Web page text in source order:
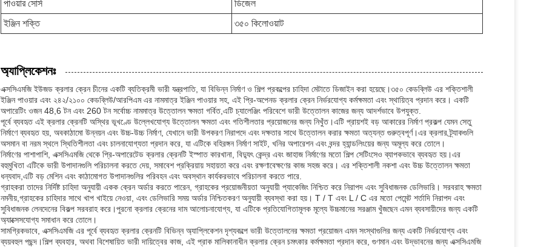
পাওয়ার সোর্স
ডিজেল
ইঞ্জিন শক্তি
৩৫০ কিলোওয়াট
অ্যাপ্লিকেশনঃ
এক্সসিএমজি ইউজড ক্রলার ক্রেন চীনের একটি ব্যতিক্রমী ভারী যন্ত্রপাতি, যা বিভিন্ন নির্মাণ ও শিল্প প্রকল্পের চাহিদা মেটাতে ডিজাইন করা হয়েছে।৩৫০ কেডব্লিউ এর শক্তিশালী
ইঞ্জিন পাওয়ার এবং ২৪২/২১০০ কেডব্লিউ/আরপিএম এর নামমাত্র ইঞ্জিন পাওয়ার সহ, এই প্রি-অপেনড ক্রলার ক্রেন নির্ভরযোগ্য কর্মক্ষমতা এবং স্থায়িত্ব প্রদান করে। একটি
অপারেটিং ওজন 48,6 টন এবং 260 টন সর্বোচ্চ নামমাত্র উত্তোলন ক্ষমতা গর্বিত,এটি চ্যালেঞ্জিং পরিবেশে ভারী উত্তোলন কাজের জন্য আদর্শভাবে উপযুক্ত.
পূর্বে ব্যবহৃত এই ক্রলার ক্রেনটি অস্থির ভূখণ্ডে উল্লেখযোগ্য উত্তোলন ক্ষমতা এবং গতিশীলতার প্রয়োজনের জন্য নিখুঁত।এটি প্রায়শই বড় আকারের নির্মাণ প্রকল্প যেমন সেতু
নির্মাণে ব্যবহৃত হয়, অবকাঠামো উন্নয়ন এবং উচ্চ-উচ্চ নির্মাণ, যেখানে ভারী উপকরণ নিরাপদে এবং দক্ষতার সাথে উত্তোলন করার ক্ষমতা অত্যন্ত গুরুত্বপূর্ণ।এর ক্রলার ট্র্যাকগুলি
অসমান বা নরম স্থলে স্থিতিশীলতা এবং চালনাযোগ্যতা প্রদান করে, যা এটিকে বহিরঙ্গন নির্মাণ সাইট, খনির অপারেশন এবং বন্দর হ্যান্ডলিংয়ের জন্য অমূল্য করে তোলে।
নির্মাণের পাশাপাশি, এক্সসিএমজি থেকে প্রি-অপারেটেড ক্রলার ক্রেনটি ইস্পাত কারখানা, বিদ্যুৎ কেন্দ্র এবং জাহাজ নির্মাণের মতো শিল্প সেটিংসেও ব্যাপকভাবে ব্যবহৃত হয়।এর
বহুমুখিতা এটিকে ভারী উপাদানগুলি পরিচালনা করতে দেয়, সমাবেশ প্রক্রিয়ায় সহায়তা করে এবং রক্ষণাবেক্ষণের কাজ সহজ করে। এর শক্তিশালী নকশা এবং উচ্চ উত্তোলন ক্ষমতা
ধন্যবাদ,এটি বড় মেশিন এবং কাঠামোগত উপাদানগুলির পরিবহন এবং অবস্থান কার্যকরভাবে পরিচালনা করতে পারে.
গ্রাহকরা তাদের নির্দিষ্ট চাহিদা অনুযায়ী একক ক্রেন অর্ডার করতে পারেন, গ্রাহকের প্রয়োজনীয়তা অনুযায়ী প্যাকেজিং নিশ্চিত করে নিরাপদ এবং সুবিধাজনক ডেলিভারি। সরবরাহ ক্ষমতা
নমনীয়,গ্রাহকের চাহিদার সাথে খাপ খাইয়ে নেওয়া, এবং ডেলিভারি সময় অর্ডার নিশ্চিতকরণ অনুযায়ী ব্যবস্থা করা হয়। T / T এবং L / C এর মতো পেমেন্ট শর্তাদি নিরাপদ এবং
সুবিধাজনক লেনদেনের বিকল্প সরবরাহ করে।পুরনো ক্রলার ক্রেনের দাম আলোচনাযোগ্য, যা এটিকে প্রতিযোগিতামূলক মূল্যে উচ্চমানের সরঞ্জাম খুঁজছেন এমন ব্যবসায়ীদের জন্য একটি
অ্যাক্সেসযোগ্য সমাধান করে তোলে।
সামগ্রিকভাবে, এক্সসিএমজি এর পূর্বে ব্যবহৃত ক্রলার ক্রেনটি বিভিন্ন অ্যাপ্লিকেশন দৃশ্যকল্পে ভারী উত্তোলনের ক্ষমতা প্রয়োজন এমন সংস্থাগুলির জন্য একটি নির্ভরযোগ্য এবং
ব্যয়বহুল পছন্দ।শিল্প ব্যবহার, অথবা বিশেষায়িত ভারী দায়িত্বের কাজ, এই প্রাক মালিকানাধীন ক্রলার ক্রেন চমৎকার কর্মক্ষমতা প্রদান করে, গুণমান এবং উদ্ভাবনের জন্য এক্সসিএমজি